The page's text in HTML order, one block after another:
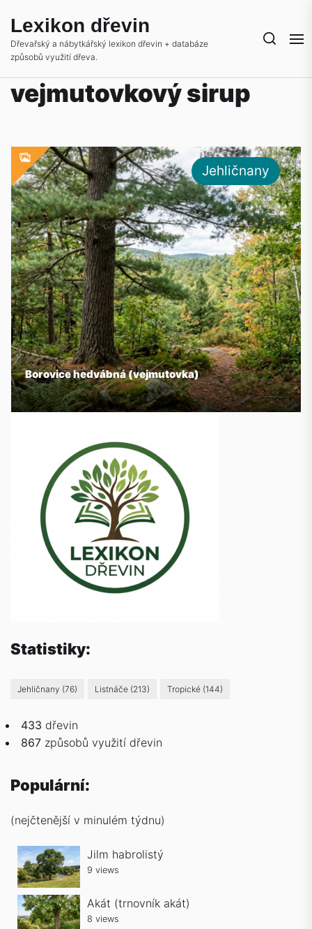
the
content
Lexikon dřevin
Dřevařský a nábytkářský lexikon dřevin + databáze
způsobů využití dřeva.
vejmutovkový sirup
Jehličnany
Borovice hedvábná (vejmutovka)
Statistiky:
Jehličnany (76) Listnáče (213) Tropické (144)
433 dřevin
867 způsobů využití dřevin
Populární:
(nejčtenější v minulém týdnu)
Jilm habrolistý
9 views
Akát (trnovník akát)
8 views